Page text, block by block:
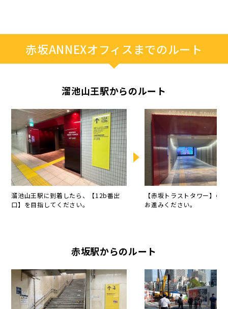
赤坂ANNEXオフィスまでのルート
溜池山王駅からのルート
溜池山王駅に到着したら、【12b番出
口】を目指してください。
【赤坂トラストタワー】の
お進みください。
赤坂駅からのルート